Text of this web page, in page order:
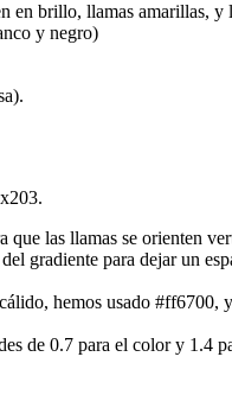
brillo, llamas amarillas, y
y negro)
que las llamas se orienten
del gradiente para dejar un
hemos usado #ff6700,
de 0.7 para el color y 1.4